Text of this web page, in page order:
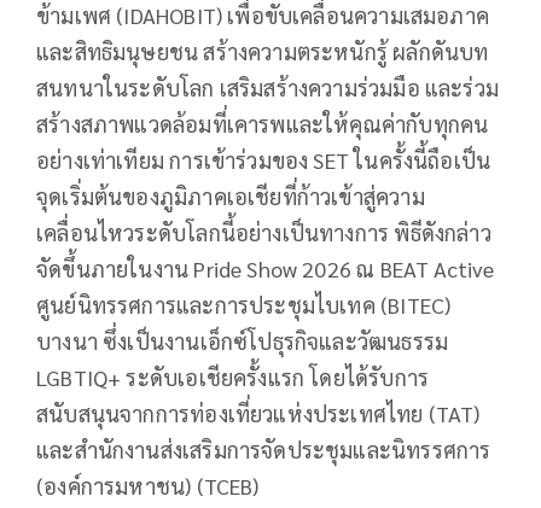
ข้ามเพศ (IDAHOBIT) เพื่อขับเคลื่อนความเสมอภาค
และสิทธิมนุษยชน สร้างความตระหนักรู้ ผลักดันบท
สนทนาในระดับโลก เสริมสร้างความร่วมมือ และร่วม
สร้างสภาพแวดล้อมที่เคารพและให้คุณค่ากับทุกคน
อย่างเท่าเทียม การเข้าร่วมของ SET ในครั้งนี้ถือเป็น
จุดเริ่มต้นของภูมิภาคเอเชียที่ก้าวเข้าสู่ความ
เคลื่อนไหวระดับโลกนี้อย่างเป็นทางการ พิธีดังกล่าว
จัดขึ้นภายในงาน Pride Show 2026 ณ BEAT Active
ศูนย์นิทรรศการและการประชุมไบเทค (BITEC)
บางนา ซึ่งเป็นงานเอ็กซ์โปธุรกิจและวัฒนธรรม
LGBTIQ+ ระดับเอเชียครั้งแรก โดยได้รับการ
สนับสนุนจากการท่องเที่ยวแห่งประเทศไทย (TAT)
และสำนักงานส่งเสริมการจัดประชุมและนิทรรศการ
(องค์การมหาชน) (TCEB)